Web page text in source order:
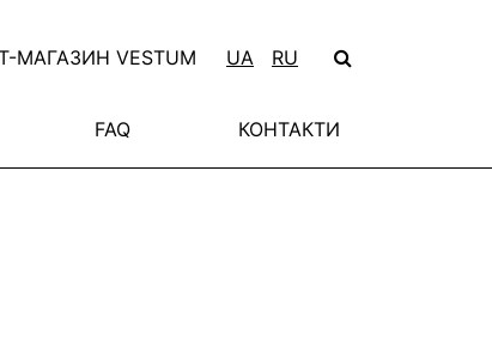
МАГАЗИН VESTUM UA RU
FAQ КОНТАКТИ